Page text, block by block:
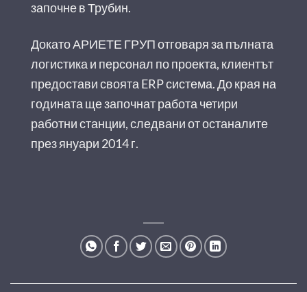
започне в Трубин.
Докато АРИЕТЕ ГРУП отговаря за пълната
логистика и персонал по проекта, клиентът
предостави своята ERP система. До края на
годината ще започнат работа четири
работни станции, следвани от останалите
през януари 2014 г.